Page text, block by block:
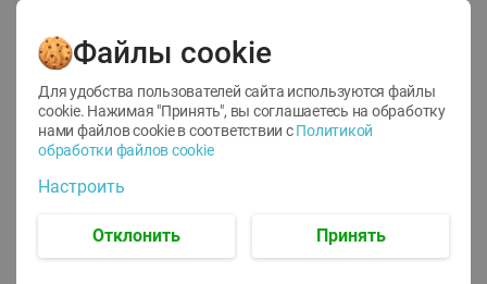
12
1.05 руб./
руб./шт
Корм влаж. для кош. с
ТОФУ Vegetus ТВЕРДЫЙ
Файлы cookie
Для удобства пользователей сайта используются файлы
cookie. Нажимая "Принять", вы соглашаетесь на обработку
нами файлов cookie в соответствии с Политикой
обработки файлов cookie
Настроить
Отклонить Принять